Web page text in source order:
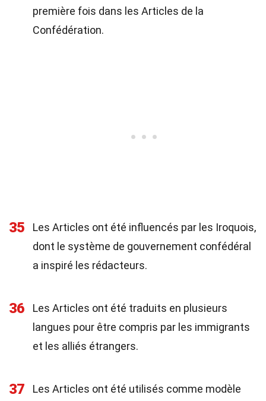
première fois dans les Articles de la
Confédération.
35
Les Articles ont été influencés par les Iroquois,
dont le système de gouvernement confédéral
a inspiré les rédacteurs.
36
Les Articles ont été traduits en plusieurs
langues pour être compris par les immigrants
et les alliés étrangers.
37
Les Articles ont été utilisés comme modèle